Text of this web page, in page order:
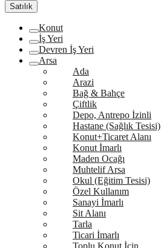
Satılık
Konut
İş Yeri
Devren İş Yeri
Arsa
Ada
Arazi
Bağ & Bahçe
Çiftlik
Depo, Antrepo İzinli
Hastane (Sağlık Tesisi)
Konut+Ticaret Alanı
Konut İmarlı
Maden Ocağı
Muhtelif Arsa
Okul (Eğitim Tesisi)
Özel Kullanım
Sanayi İmarlı
Sit Alanı
Tarla
Ticari İmarlı
Toplu Konut İçin